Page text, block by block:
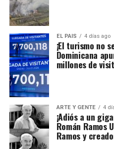
EL PAIS 4 días ago
¡El turismo no
Dominicana
millones de
ARTE Y GENTE 4
¡Adiós a un
Román Ramos
Ramos y